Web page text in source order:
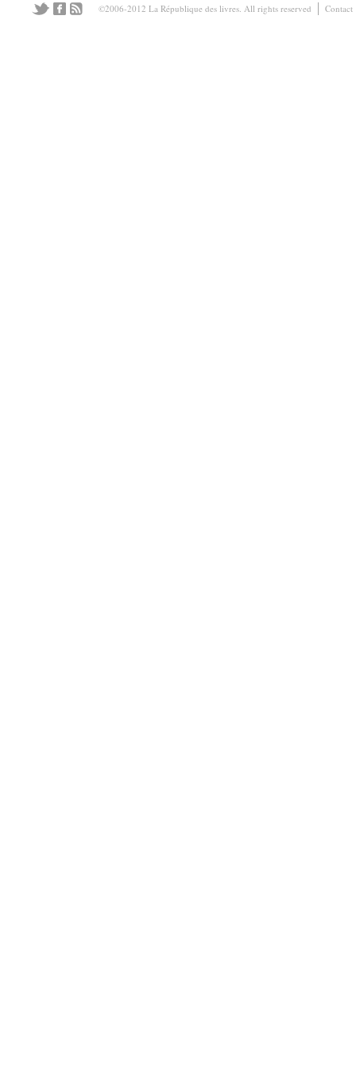
©2006-2012 La République des livres. All rights reserved Contact